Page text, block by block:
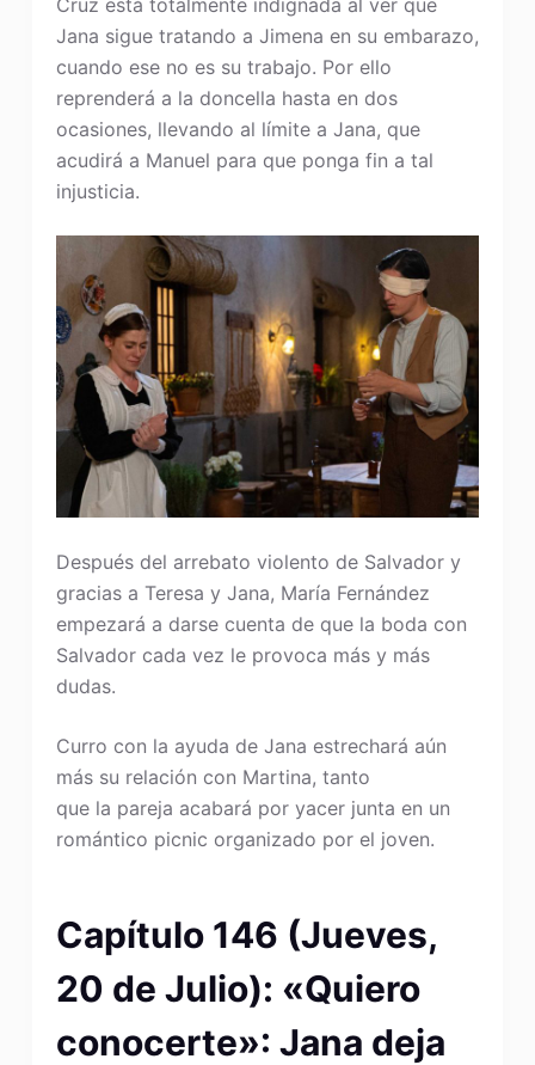
Jana sigue tratando a Jimena en su embarazo,
cuando ese no es su trabajo. Por ello
reprenderá a la doncella hasta en dos
ocasiones, llevando al límite a Jana, que
acudirá a Manuel para que ponga fin a tal
injusticia.
Después del arrebato violento de Salvador y
gracias a Teresa y Jana, María Fernández
empezará a darse cuenta de que la boda con
Salvador cada vez le provoca más y más
dudas.
Curro con la ayuda de Jana estrechará aún
más su relación con Martina, tanto
que la pareja acabará por yacer junta en un
romántico picnic organizado por el joven.
Capítulo 146 (Jueves,
20 de Julio): «Quiero
conocerte»: Jana deja